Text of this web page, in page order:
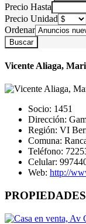
Precio Hasta
Precio Unidad
Ordenar
Vicente Aliaga,
Socio: 1451
Dirección:
Región: VI
Comuna:
Teléfono:
Celular:
Web: http://